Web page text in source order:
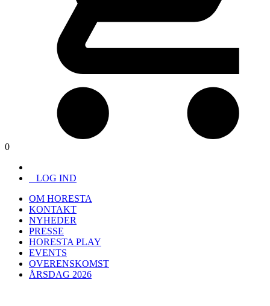
0
LOG IND
OM HORESTA
KONTAKT
NYHEDER
PRESSE
HORESTA PLAY
EVENTS
OVERENSKOMST
ÅRSDAG 2026